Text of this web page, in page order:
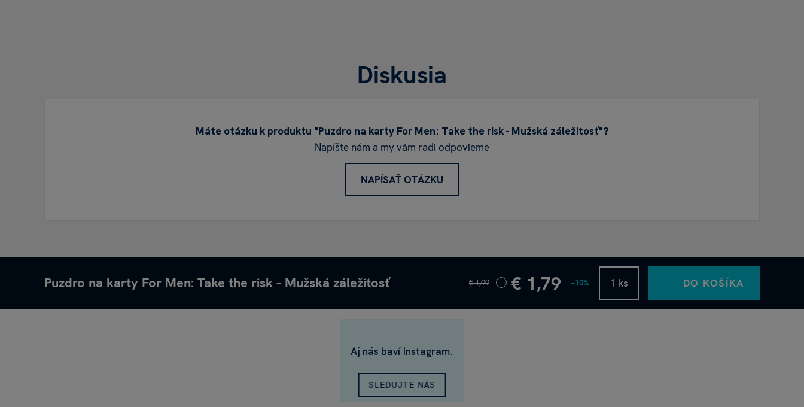
Diskusia
Máte otázku k produktu "Puzdro na karty For Men: Take the risk - Mužská záležitosť"?
Napíšte nám a my vám radi odpovieme
NAPÍSAŤ OTÁZKU
Puzdro na karty For Men: Take the risk - Mužská záležitosť € 1,99 € 1,79 −10% DO KOŠÍKA
Aj nás baví Instagram.
SLEDUJTE NÁS